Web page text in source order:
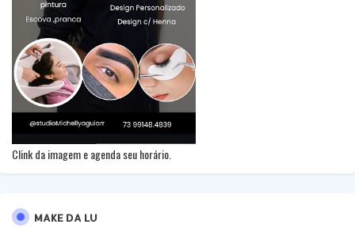
Clink da imagem e agenda seu horário.
MAKE DA LU